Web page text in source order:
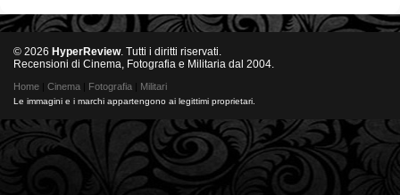
© 2026 HyperReview. Tutti i diritti riservati.
Recensioni di Cinema, Fotografia e Militaria dal 2004.
Home Cinema Fotografia Militari
Le immagini e i marchi appartengono ai legittimi proprietari.